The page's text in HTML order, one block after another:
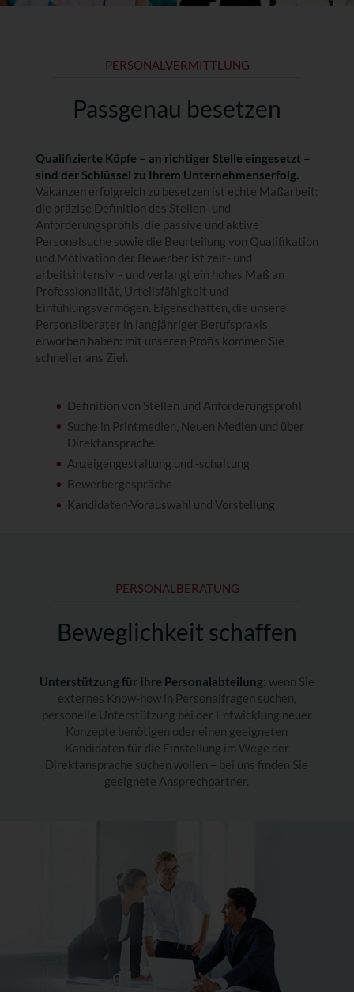
PERSONALVERMITTLUNG
Passgenau besetzen
Qualifizierte Köpfe – an richtiger Stelle eingesetzt –
sind der Schlüssel zu Ihrem Unternehmenserfolg.
Vakanzen erfolgreich zu besetzen ist echte Maßarbeit:
die präzise Definition des Stellen- und
Anforderungsprofils, die passive und aktive
Personalsuche sowie die Beurteilung von Qualifikation
und Motivation der Bewerber ist zeit- und
arbeitsintensiv – und verlangt ein hohes Maß an
Professionalität, Urteilsfähigkeit und
Einfühlungsvermögen. Eigenschaften, die unsere
Personalberater in langjähriger Berufspraxis
erworben haben: mit unseren Profis kommen Sie
schneller ans Ziel.
Definition von Stellen und Anforderungsprofil
Suche in Printmedien, Neuen Medien und über
Direktansprache
Anzeigengestaltung und -schaltung
Bewerbergespräche
Kandidaten-Vorauswahl und Vorstellung
PERSONALBERATUNG
Beweglichkeit schaffen
Unterstützung für Ihre Personalabteilung: wenn Sie
externes Know-how in Personalfragen suchen,
personelle Unterstützung bei der Entwicklung neuer
Konzepte benötigen oder einen geeigneten
Kandidaten für die Einstellung im Wege der
Direktansprache suchen wollen – bei uns finden Sie
geeignete Ansprechpartner.